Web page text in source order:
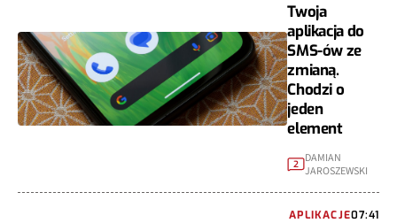
Twoja
aplikacja do
SMS-ów ze
zmianą.
Chodzi o
jeden
element
2
DAMIAN
JAROSZEWSKI
APLIKACJE07:41